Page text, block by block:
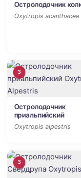
Остролодочник
Oxytropis acanthacea
3
Остролодочник
приальпийский
Oxytropis alpestris
3